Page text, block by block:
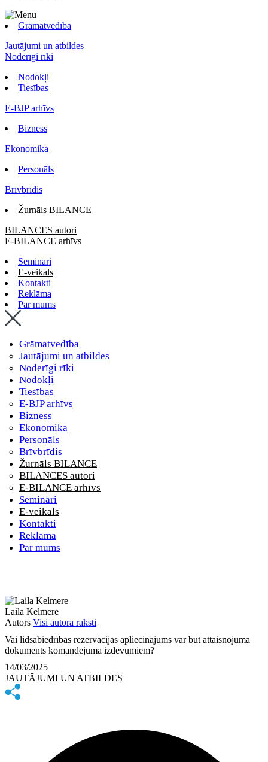
Grāmatvedība
Jautājumi un atbildes
Noderīgi rīki
Nodokļi
Tiesības
E-BJP arhīvs
Bizness
Ekonomika
Personāls
Brīvbrīdis
Žurnāls BILANCE
BILANCES autori
E-BILANCE arhīvs
Semināri
E-veikals
Kontakti
Reklāma
Par mums
Grāmatvedība
Jautājumi un atbildes
Noderīgi rīki
Nodokļi
Tiesības
E-BJP arhīvs
Bizness
Ekonomika
Personāls
Brīvbrīdis
Žurnāls BILANCE
BILANCES autori
E-BILANCE arhīvs
Semināri
E-veikals
Kontakti
Reklāma
Par mums
Laila Kelmere
Autors Visi autora raksti
Vai lidsabiedrības rezervācijas apliecinājums var būt attaisnojuma
dokuments komandējuma izdevumiem?
14/03/2025
JAUTĀJUMI UN ATBILDES